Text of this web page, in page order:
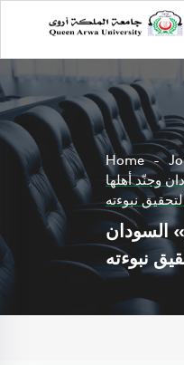
Home
وجنّد أهلها
السودان